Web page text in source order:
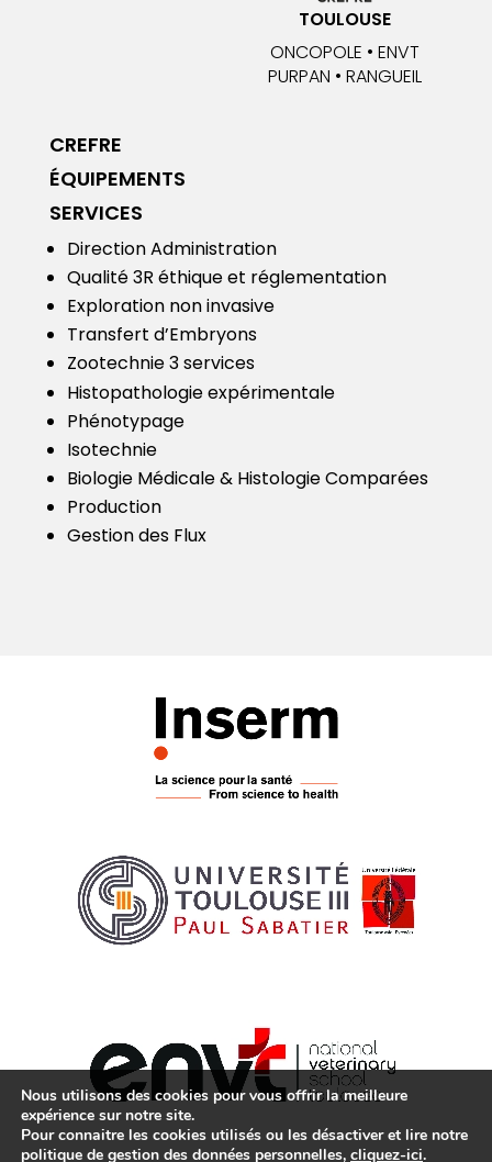
TOULOUSE
ONCOPOLE • ENVT
PURPAN • RANGUEIL
CREFRE
ÉQUIPEMENTS
SERVICES
Direction Administration
Qualité3R éthique et réglementation
Exploration non invasive
Transfert d’Embryons
Zootechnie 3 services
Histopathologie expérimentale
Phénotypage
Isotechnie
Biologie Médicale & Histologie Comparées
Production
Gestion des Flux
Nous utilisons des cookies pour vous offrir la meilleure
expérience sur notre site.
Pour connaitre les cookies utilisés ou les désactiver et lire notre
politique de gestion des données personnelles, cliquez-ici.